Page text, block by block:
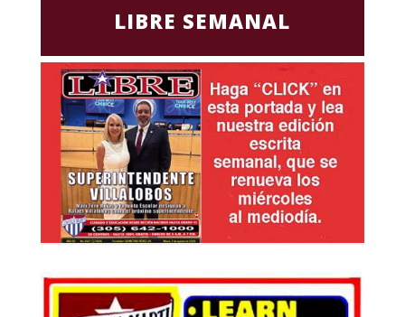
LIBRE SEMANAL